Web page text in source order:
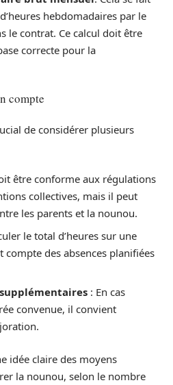
hebdomadaires par le
le contrat. Ce calcul doit être
correcte pour la
compte
de considérer plusieurs
être conforme aux régulations
collectives, mais il peut
les parents et la nounou.
le total d’heures sur une
compte des absences planifiées
: En cas
convenue, il convient
idée claire des moyens
la nounou, selon le nombre